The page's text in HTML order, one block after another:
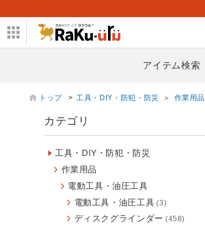
アイテム検索
トップ > 工具・DIY・防犯・防災 ＞ 作業用品
カテゴリ
工具・DIY・防犯・防災
作業用品
電動工具・油圧工具
電動工具・油圧工具 (3)
ディスクグラインダー (458)